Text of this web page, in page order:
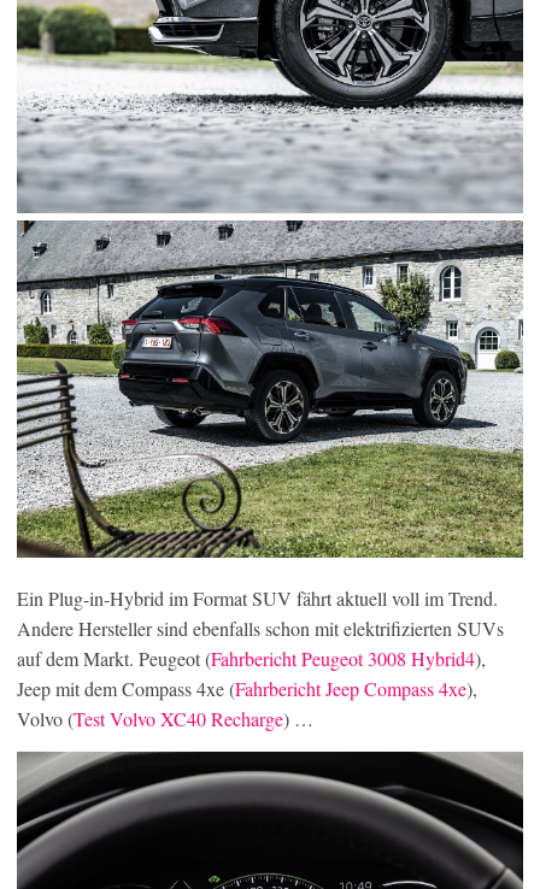
Ein Plug-in-Hybrid im Format SUV fährt aktuell voll im Trend.
Andere Hersteller sind ebenfalls schon mit elektrifizierten SUVs
auf dem Markt. Peugeot (Fahrbericht Peugeot 3008 Hybrid4),
Jeep mit dem Compass 4xe (Fahrbericht Jeep Compass 4xe),
Volvo (Test Volvo XC40 Recharge) …